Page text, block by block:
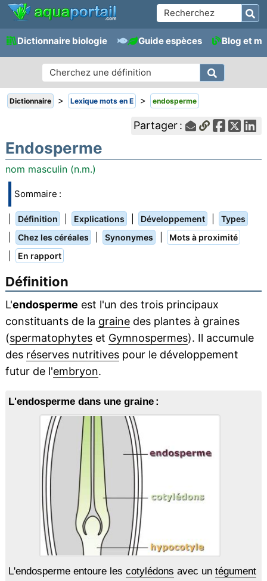
Dictionnaire biologie Guide espèces Blog et
Dictionnaire > Lexique mots en E > endosperme
Partager :
Endosperme
nom masculin (n.m.)
Sommaire :
Définition Explications Développement Types
Chez les céréales Synonymes Mots à proximité
En rapport
Définition
L'endosperme est l'un des trois principaux
constituants de la grainedes plantes à graines
(spermatophyteset Gymnospermes). Il accumule
des réserves nutritivespour le développement
futur de l'embryon.
L'endosperme dans une graine :
L'endosperme entoure les cotylédons avec un tégument